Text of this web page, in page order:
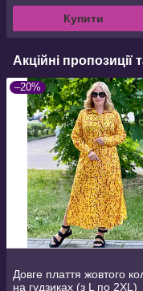
Купити
Акційні пропозиції
–20%
Довге плаття жовтого
на гудзиках (з L по 2XL)